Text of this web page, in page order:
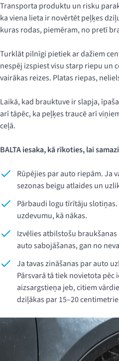
Transporta produktu un risku
ka viena lieta ir novērtēt peļķes
kuras rodas, piemēram, no pretī
Turklāt pilnīgi pietiek ar dažiem
nespēj izspiest visu starp riepu un
vairākas reizes. Platas riepas,
Laikā, kad brauktuve ir slapja,
arī tāpēc, ka peļķes traucē arī
ceļā.
BALTA iesaka, kā rīkoties, lai
Rūpējies par auto riepām. Ja
sezonas beigu atlaides un
Pārbaudi logu tīrītāju
uzdevumu, kā nākas.
Izvēlies atbilstošu
auto sabojāšanas, gan no
Ja tavas zināšanas par auto
Pārsvarā tā tiek novietota
aizsargstieņa jeb, citiem
dziļākas par 15–20